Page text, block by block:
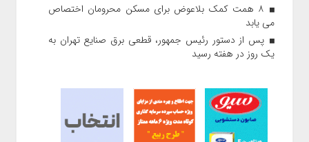
۸ همت کمک بلاعوض برای مسکن محرومان اختصاص
می یابد
پس از دستور رئیس‌ جمهور، قطعی برق صنایع تهران به
یک روز در هفته رسید